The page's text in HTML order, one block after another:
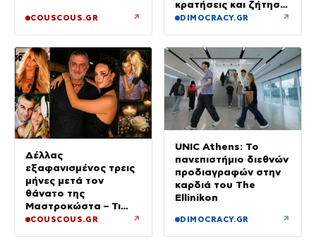
«Είχε καταλήξει να
COUSCOUS.GR ↗
κρατήσεις και ζήτηση
πέρα από το
DIMOCRACY.GR ↗
Δέλλας
εξαφανισμένος τρεις
μήνες μετά τον
θάνατο της
Μαστροκώστα – Τι
ζήτησε από την κόρη
COUSCOUS.GR ↗
UNIC Athens: Το
πανεπιστήμιο διεθνών
προδιαγραφών στην
καρδιά του The
Ellinikon
DIMOCRACY.GR ↗